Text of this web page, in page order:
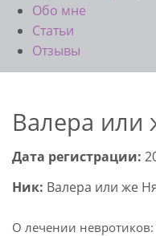
Обо мне
Статьи
Отзывы
Валера или
Дата регистрации:
Ник: Валера или же
О лечении